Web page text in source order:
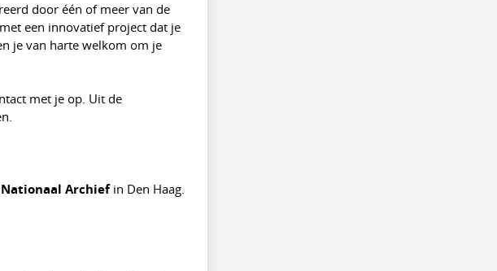
door één of meer van de
een innovatief project dat je
je van harte welkom om je
met je op. Uit de
Nationaal Archiefin Den Haag.